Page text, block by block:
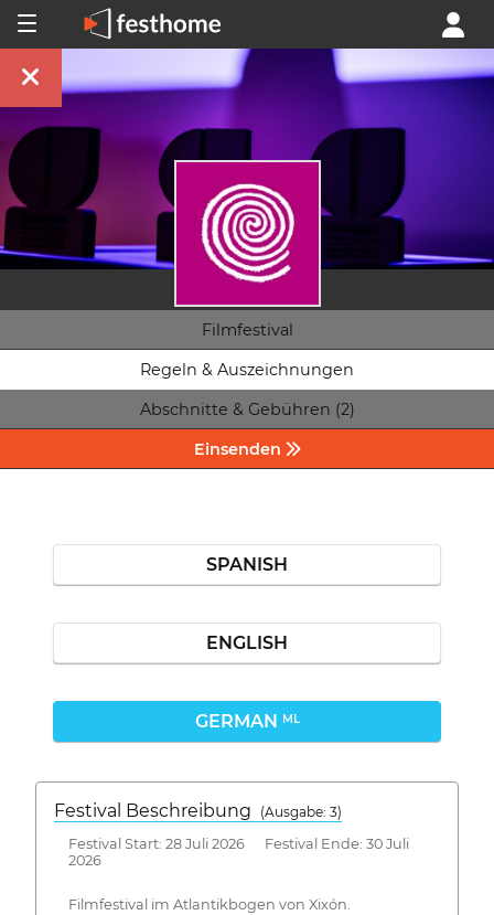
Filmfestival
Regeln & Auszeichnungen
Abschnitte & Gebühren (2)
Einsenden
SPANISH
ENGLISH
GERMAN ML
Festival Beschreibung
(Ausgabe: 3)
Festival Start: 28 Juli 2026 Festival Ende: 30 Juli
2026
Filmfestival im Atlantikbogen von Xixón.